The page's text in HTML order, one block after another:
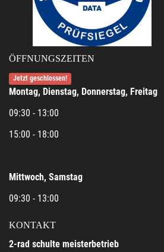
ÖFFNUNGSZEITEN
Jetzt geschlossen!
Montag, Dienstag, Donnerstag, Freitag
09:30 - 13:00
15:00 - 18:00
Mittwoch, Samstag
09:30 - 13:00
KONTAKT
2-rad schulte meisterbetrieb